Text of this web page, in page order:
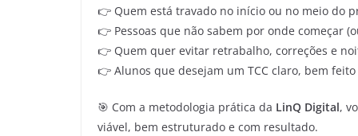
👉 Quem está travado no início ou no meio do
👉 Pessoas que não sabem por onde começar
👉 Quem quer evitar retrabalho, correções e
👉 Alunos que desejam um TCC claro, bem
🎯 Com a metodologia prática da LinQ Digital,
viável, bem estruturado e com resultado.